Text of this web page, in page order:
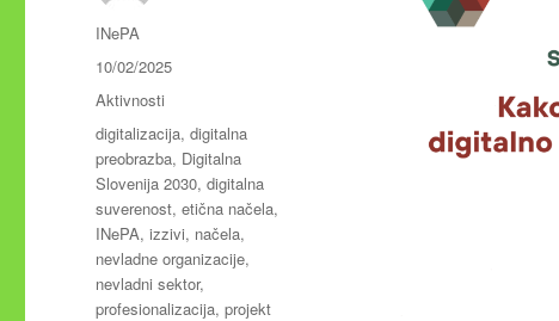
Avtor
INePA
Objavljeno
dne
10/02/2025
Kategorije
Aktivnosti
Oznake
digitalizacija,digitalna
preobrazba, Digitalna
Slovenija 2030,digitalna
suverenost,etična načela,
INePA,izzivi, načela,
nevladne organizacije,
nevladni sektor,
profesionalizacija,projekt